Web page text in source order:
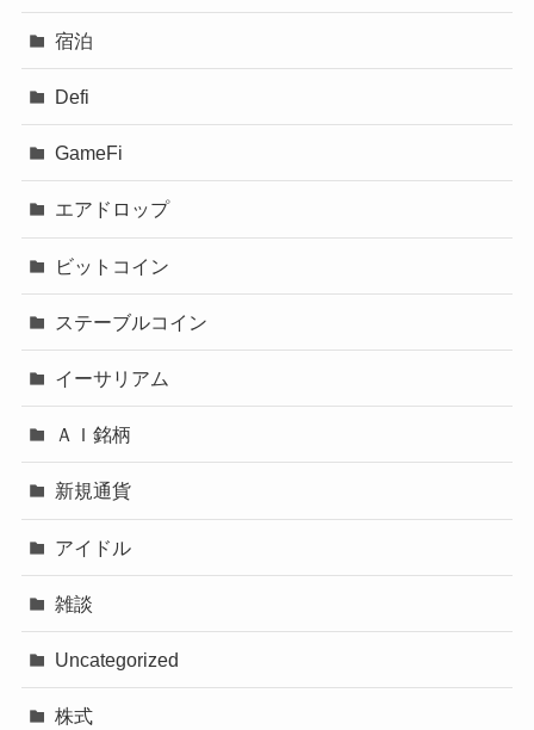
宿泊
Defi
GameFi
エアドロップ
ビットコイン
ステーブルコイン
イーサリアム
ＡＩ銘柄
新規通貨
アイドル
雑談
Uncategorized
株式